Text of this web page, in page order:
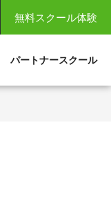
無料スクール体験
パートナースクール